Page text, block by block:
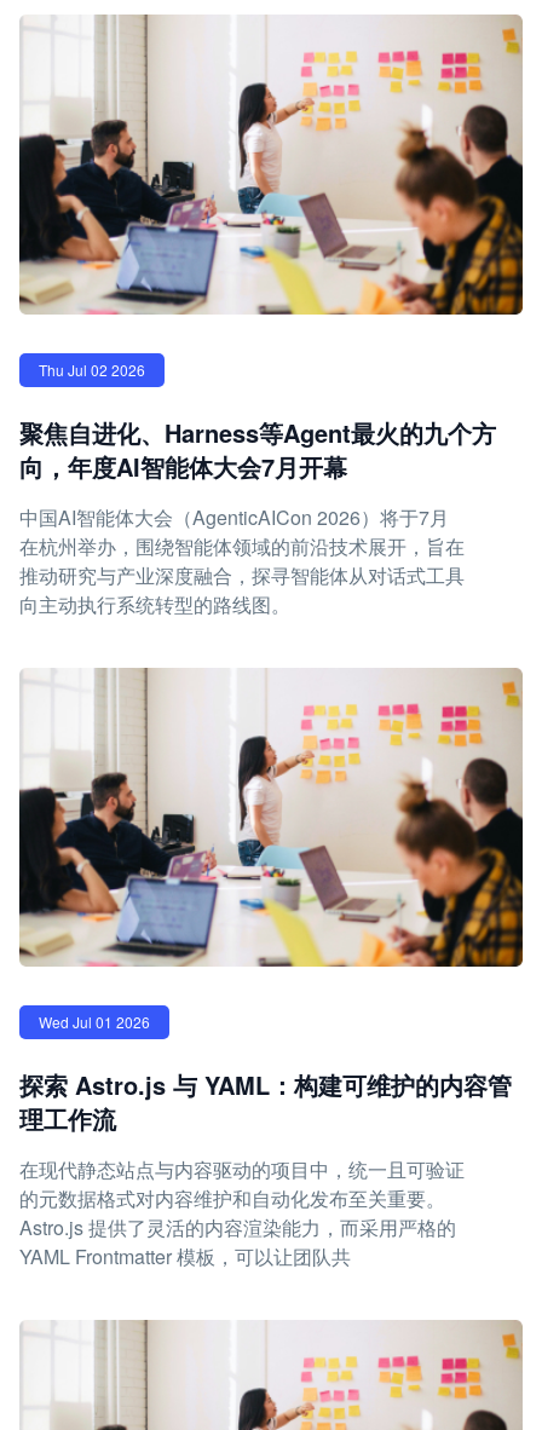
Thu Jul 02 2026
聚焦自进化、Harness等Agent最火的九个方
向，年度AI智能体大会7月开幕
中国AI智能体大会（AgenticAICon 2026）将于7月
在杭州举办，围绕智能体领域的前沿技术展开，旨在
推动研究与产业深度融合，探寻智能体从对话式工具
向主动执行系统转型的路线图。
Wed Jul 01 2026
探索 Astro.js 与 YAML：构建可维护的内容管
理工作流
在现代静态站点与内容驱动的项目中，统一且可验证
的元数据格式对内容维护和自动化发布至关重要。
Astro.js 提供了灵活的内容渲染能力，而采用严格的
YAML Frontmatter 模板，可以让团队共